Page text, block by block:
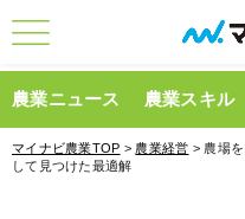
農業ニュース 農業スキル
マイナビ農業TOP > 農業経営 > 農場
して見つけた最適解